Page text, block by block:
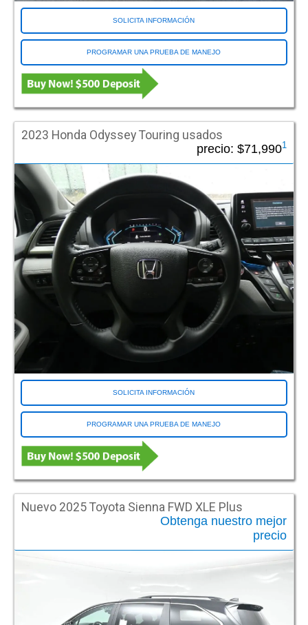
Ram (14)
Utilizado (413)
Nuevo/Usado (95)
Nuevo (493)
DE ESTILO RESORT
Full Size Van
Mini Van
MV1
Sedán
SUV
Camión
Lugar de entrada
Rear Entry
Entrada lateral
Operación de entrada
Automático
Desplegar
En piso
Express
Pacifica
SOLICITA INFORMACIÓN
PROGRAMAR UNA PRUEBA DE MANEJO
2023 Honda Odyssey Touring usados
precio: $71,9901
SOLICITA INFORMACIÓN
PROGRAMAR UNA PRUEBA DE MANEJO
Nuevo 2025 Toyota Sienna FWD XLE Plus
Obtenga nuestro mejor
precio